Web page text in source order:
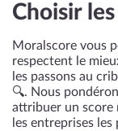
Choisir
Moralscore vous
respectent le
les passons au
🔍. Nous
attribuer un score
les entreprises